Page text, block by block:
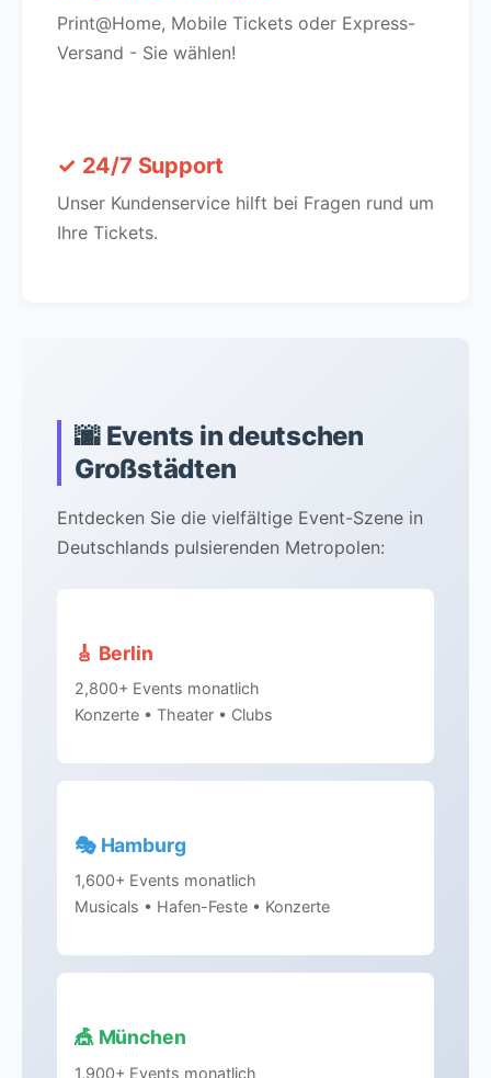
Print@Home, Mobile Tickets oder Express-
Versand - Sie wählen!
✓ 24/7 Support
Unser Kundenservice hilft bei Fragen rund um
Ihre Tickets.
🌆 Events in deutschen
Großstädten
Entdecken Sie die vielfältige Event-Szene in
Deutschlands pulsierenden Metropolen:
🎸 Berlin
2,800+ Events monatlich
Konzerte • Theater • Clubs
🎭 Hamburg
1,600+ Events monatlich
Musicals • Hafen-Feste • Konzerte
🎪 München
1,900+ Events monatlich